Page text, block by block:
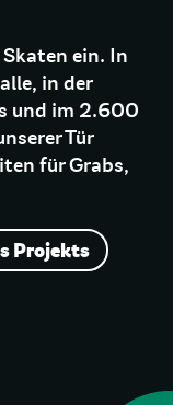
ein. In
in der
und im 2.600
Tür
für Grabs,
Projekts